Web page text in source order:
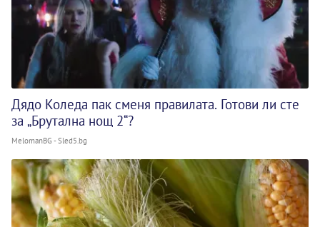
Дядо Коледа пак сменя правилата. Готови ли сте
за „Брутална нощ 2“?
MelomanBG - Sled5.bg